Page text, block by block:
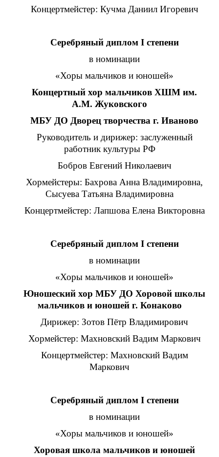
Концертмейстер: Кучма Даниил Игоревич
Серебряный диплом I степени
в номинации
«Хоры мальчиков и юношей»
Концертный хор мальчиков ХШМ им.
А.М. Жуковского
МБУ ДО Дворец творчества г. Иваново
Руководитель и дирижер: заслуженный
работник культуры РФ
Бобров Евгений Николаевич
Хормейстеры: Бахрова Анна Владимировна,
Сысуева Татьяна Владимировна
Концертмейстер: Лапшова Елена Викторовна
Серебряный диплом I степени
в номинации
«Хоры мальчиков и юношей»
Юношеский хор МБУ ДО Хоровой школы
мальчиков и юношей г. Конаково
Дирижер: Зотов Пётр Владимирович
Хормейстер: Махновский Вадим Маркович
Концертмейстер: Махновский Вадим
Маркович
Серебряный диплом I степени
в номинации
«Хоры мальчиков и юношей»
Хоровая школа мальчиков и юношей